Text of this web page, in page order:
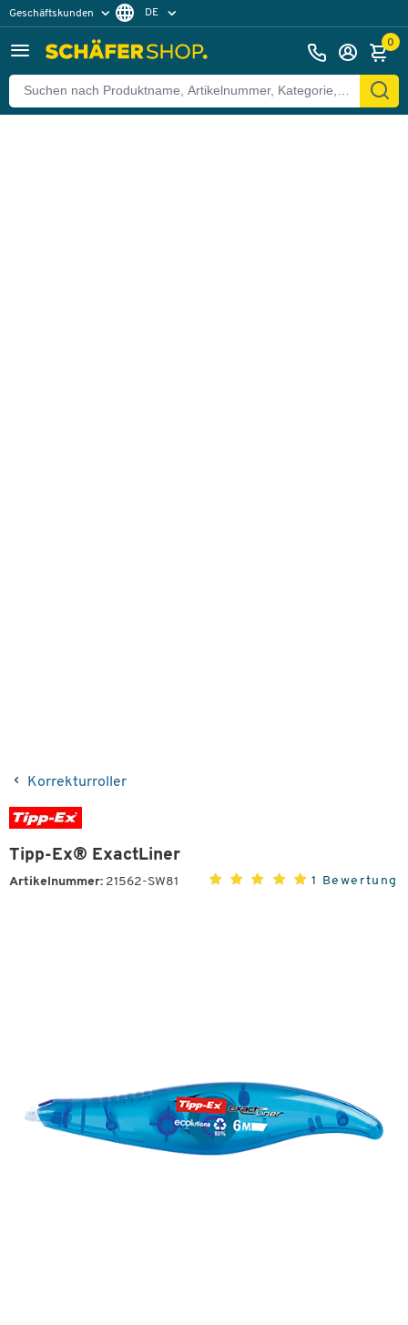
Geschäftskunden DE
0
Korrekturroller
Tipp-Ex® ExactLiner
Artikelnummer: 21562-SW81 1 Bewertung
Zurück